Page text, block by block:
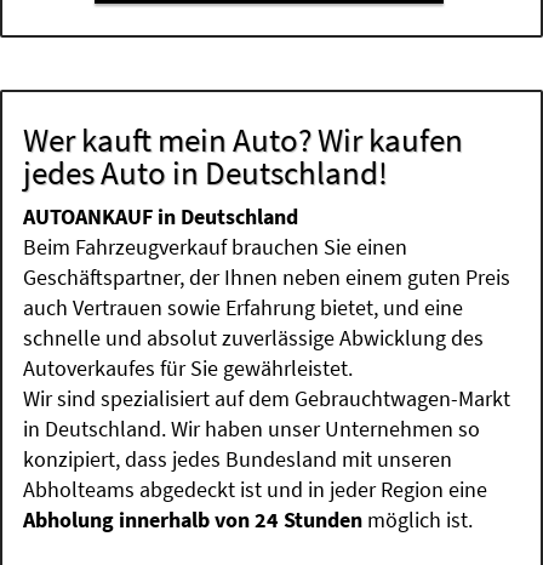
Wer kauft mein Auto? Wir kaufen
jedes Auto in Deutschland!
AUTOANKAUF in Deutschland
Beim Fahrzeugverkauf brauchen Sie einen
Geschäftspartner, der Ihnen neben einem guten Preis
auch Vertrauen sowie Erfahrung bietet, und eine
schnelle und absolut zuverlässige Abwicklung des
Autoverkaufes für Sie gewährleistet.
Wir sind spezialisiert auf dem Gebrauchtwagen-Markt
in Deutschland. Wir haben unser Unternehmen so
konzipiert, dass jedes Bundesland mit unseren
Abholteams abgedeckt ist und in jeder Region eine
Abholung innerhalb von 24 Stunden möglich ist.